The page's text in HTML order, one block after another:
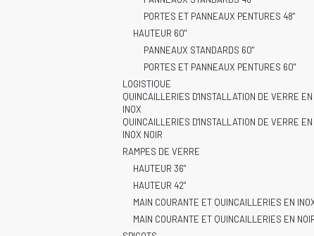
PORTES ET PANNEAUX PENTURES 48"
HAUTEUR 60"
PANNEAUX STANDARDS 60"
PORTES ET PANNEAUX PENTURES 60"
LOGISTIQUE
QUINCAILLERIES D'INSTALLATION DE VERRE EN
INOX
QUINCAILLERIES D'INSTALLATION DE VERRE EN
INOX NOIR
RAMPES DE VERRE
HAUTEUR 36"
HAUTEUR 42"
MAIN COURANTE ET QUINCAILLERIES EN
MAIN COURANTE ET QUINCAILLERIES EN